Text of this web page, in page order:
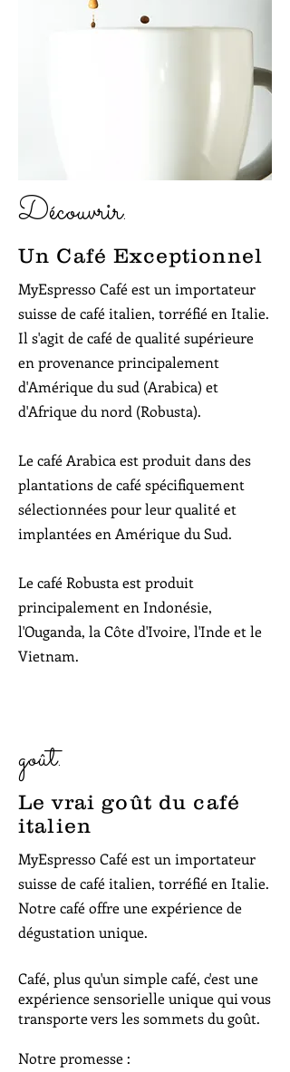
Découvrir.
Un Café Exceptionnel
MyEspresso Café est un importateur
suisse de café italien, torréfié en Italie.
Il s'agit de café de qualité supérieure
en provenance principalement
d'Amérique du sud (Arabica) et
d'Afrique du nord (Robusta).
Le café Arabica est produit dans des
plantations de café spécifiquement
sélectionnées pour leur qualité et
implantées en Amérique du Sud.
Le café Robusta est produit
principalement en Indonésie,
l'Ouganda, la Côte d'Ivoire, l'Inde et le
Vietnam.
goût.
Le vrai goût du café
italien
MyEspresso Café est un importateur
suisse de café italien, torréfié en Italie.
Notre café offre une expérience de
dégustation unique.
Café, plus qu'un simple café, c'est une
expérience sensorielle unique qui vous
transporte vers les sommets du goût.
Notre promesse :